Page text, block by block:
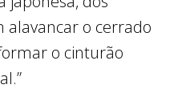
alavancar o cerrado
o cinturão